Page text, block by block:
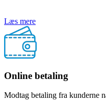
Læs mere
Online betaling
Modtag betaling fra kunderne